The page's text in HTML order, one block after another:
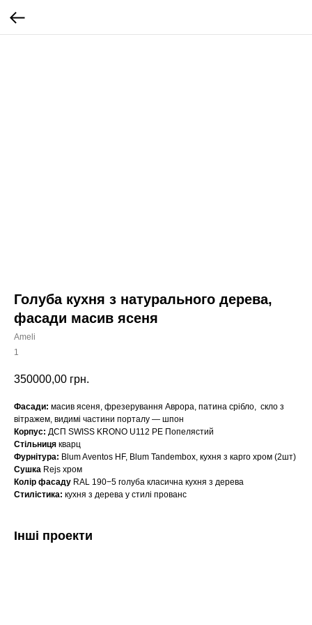
Голуба кухня з натурального дерева,
фасади масив ясеня
Ameli
1
350000,00 грн.
Фасади: масив ясеня, фрезерування Аврора, патина срібло, скло з
вітражем, видимі частини порталу — шпон
Корпус: ДСП SWISS KRONO U112 PE Попелястий
Стільниця кварц
Фурнітура: Blum Aventos HF, Blum Tandembox, кухня з карго хром (2шт)
Сушка Rejs хром
Колір фасаду RAL 190−5 голуба класична кухня з дерева
Стилістика: кухня з дерева у стилі прованс
Інші проекти